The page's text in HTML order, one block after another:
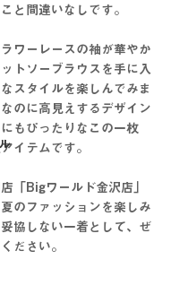
と間違いなしです。
ワーレースの袖が華やか
トソーブラウスを手に入
スタイルを楽しんでみま
のに高見えするデザイン
もぴったりなこの一枚
イテムです。
「Bigワールド金沢店」
のファッションを楽しみ
協しない一着として、ぜ
ださい。